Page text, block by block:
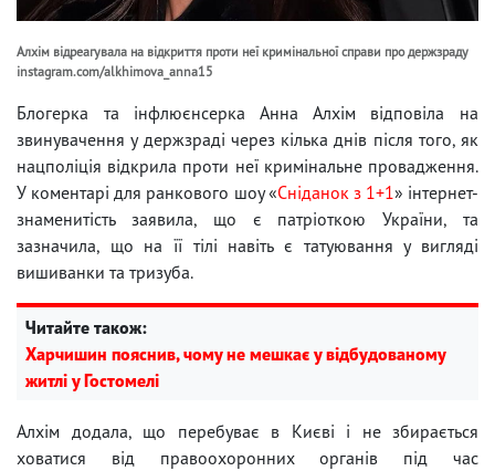
Алхім відреагувала на відкриття проти неї кримінальної справи про держзраду
instagram.com/alkhimova_anna15
Блогерка та інфлюєнсерка Анна Алхім відповіла на
звинувачення у держзраді через кілька днів після того, як
нацполіція відкрила проти неї кримінальне провадження.
У коментарі для ранкового шоу «Сніданок з 1+1» інтернет-
знаменитість заявила, що є патріоткою України, та
зазначила, що на її тілі навіть є татуювання у вигляді
вишиванки та тризуба.
Читайте також:
Харчишин пояснив, чому не мешкає у відбудованому
житлі у Гостомелі
Алхім додала, що перебуває в Києві і не збирається
ховатися від правоохоронних органів під час